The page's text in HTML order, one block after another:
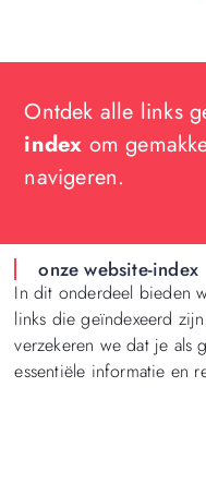
Ontdek alle links
index om
navigeren.
onze website-index
In dit onderdeel bieden
links die geïndexeerd
verzekeren we dat je als
essentiële informatie en